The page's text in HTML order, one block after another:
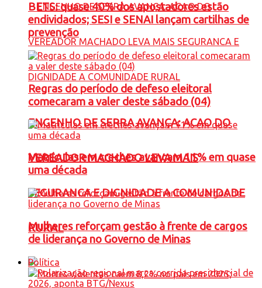
ENGENHO DE SERRA AVANÇA: ACAO DO
VEREADOR MACHADO LEVA MAIS
SEGURANCA E DIGNIDADE A COMUNIDADE
RURAL
BETS: quase 40% dos apostadores estão
endividados; SESI e SENAI lançam cartilhas de
prevenção
Regras do período de defeso eleitoral
comecaram a valer deste sábado (04)
Matrículas em creches avançam 11% em quase
uma década
Mulheres reforçam gestão à frente de cargos
de liderança no Governo de Minas
Política